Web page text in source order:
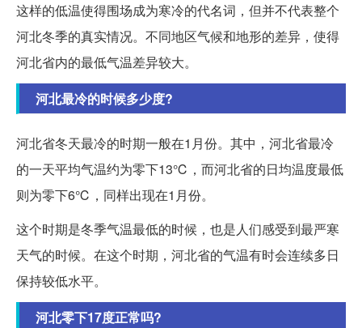
这样的低温使得围场成为寒冷的代名词，但并不代表整个
河北冬季的真实情况。不同地区气候和地形的差异，使得
河北省内的最低气温差异较大。
河北最冷的时候多少度?
河北省冬天最冷的时期一般在1月份。其中，河北省最冷
的一天平均气温约为零下13℃，而河北省的日均温度最低
则为零下6℃，同样出现在1月份。
这个时期是冬季气温最低的时候，也是人们感受到最严寒
天气的时候。在这个时期，河北省的气温有时会连续多日
保持较低水平。
河北零下17度正常吗?